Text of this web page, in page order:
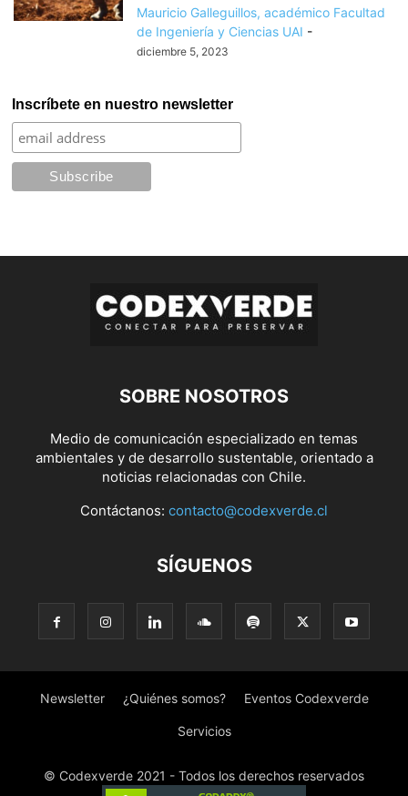
Mauricio Galleguillos, académico Facultad
de Ingeniería y Ciencias UAI -
diciembre 5, 2023
Inscríbete en nuestro newsletter
SOBRE NOSOTROS
Medio de comunicación especializado en temas
ambientales y de desarrollo sustentable, orientado a
noticias relacionadas con Chile.
Contáctanos: contacto@codexverde.cl
SÍGUENOS
Newsletter ¿Quiénes somos? Eventos Codexverde
Servicios
© Codexverde 2021 - Todos los derechos reservados